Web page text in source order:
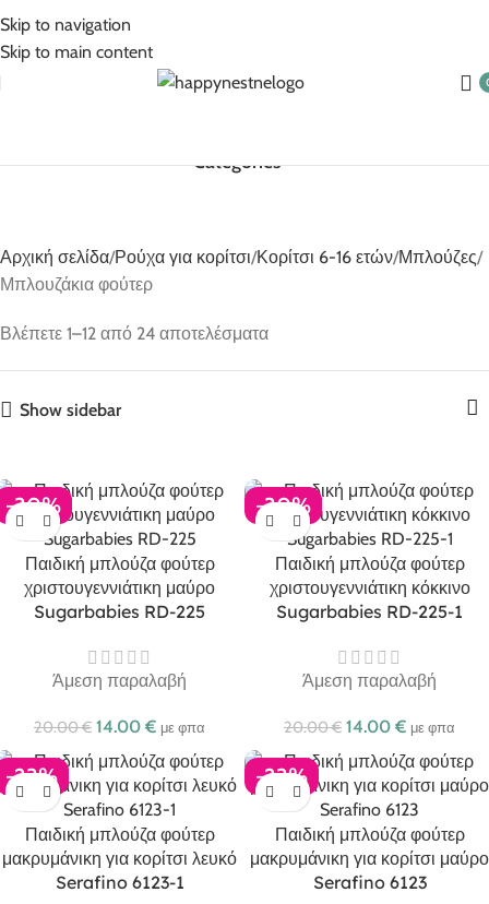
Skip to navigation
Skip to main content
Categories
Αρχική σελίδα Ρούχα για κορίτσι Κορίτσι 6-16 ετών Μπλούζες
Μπλουζάκια φούτερ
Βλέπετε 1–12 από 24 αποτελέσματα
Show sidebar
-30%
Παιδική μπλούζα φούτερ
χριστουγεννιάτικη μαύρο
Sugarbabies RD-225
Άμεση παραλαβή
20.00€ 14.00 € με φπα
-30%
Παιδική μπλούζα φούτερ
χριστουγεννιάτικη κόκκινο
Sugarbabies RD-225-1
Άμεση παραλαβή
20.00€ 14.00 € με φπα
-23%
Παιδική μπλούζα φούτερ
μακρυμάνικη για κορίτσι λευκό
Serafino 6123-1
-23%
Παιδική μπλούζα φούτερ
μακρυμάνικη για κορίτσι μαύρο
Serafino 6123
5% Επιπλέον έκπτωση για πληρωμές με κάρτα!